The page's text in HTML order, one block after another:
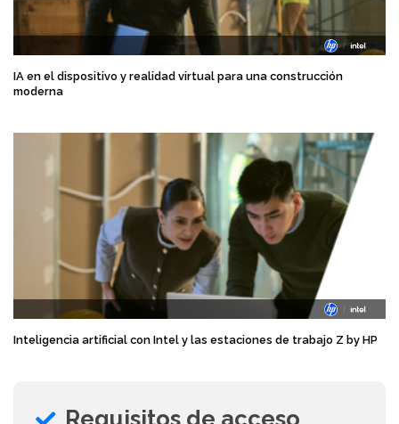
IA en el dispositivo y realidad virtual para una construcción
moderna
Inteligencia artificial con Intel y las estaciones de trabajo Z by HP
Requisitos de acceso